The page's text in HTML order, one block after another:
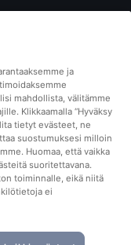
ja
mahdollista, välitämme
Klikkaamalla “Hyväksy
tietyt evästeet, ne
suostumuksesi milloin
Huomaa, että vaikka
suoritettavana.
toiminnalle, eikä niitä
ei